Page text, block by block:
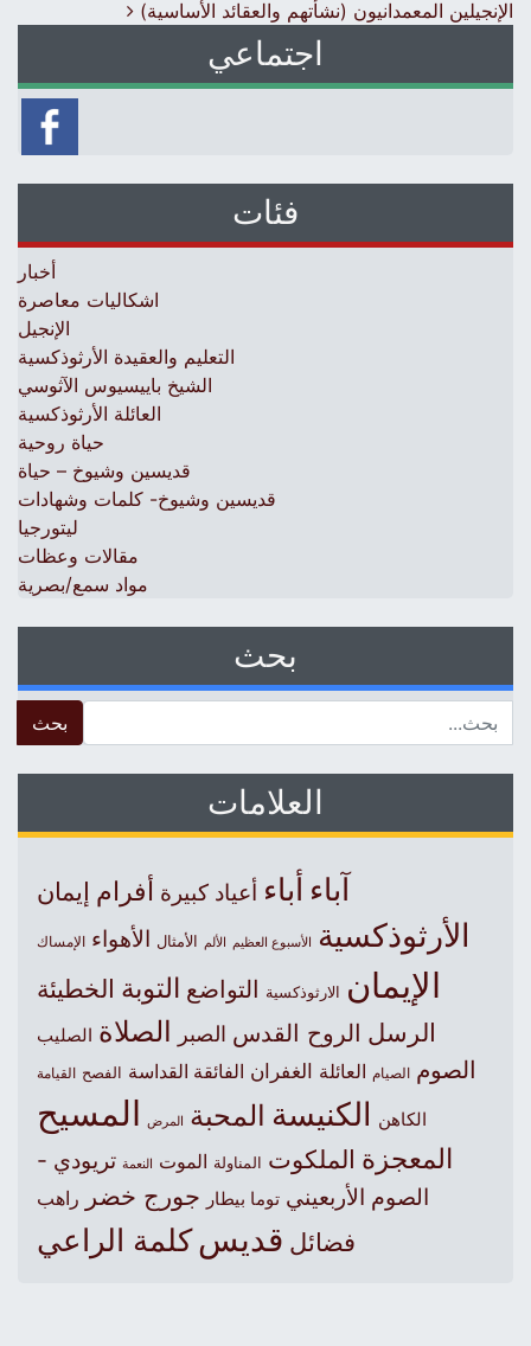
الإنجيلين المعمدانيون (نشأتهم والعقائد الأساسية)
اجتماعي
فئات
أخبار
اشكاليات معاصرة
الإنجيل
التعليم والعقيدة الأرثوذكسية
الشيخ باييسيوس الآثوسي
العائلة الأرثوذكسية
حياة روحية
قديسين وشيوخ – حياة
قديسين وشيوخ- كلمات وشهادات
ليتورجيا
مقالات وعظات
مواد سمع/بصرية
بحث
العلامات
آباءأباء أعياد كبيرة أفرام إيمان
الأرثوذكسية الأسبوع العظيم الألم الأمثال الأهواء الإمساك
الإيمان الارثوذكسية التواضع التوبة الخطيئة
الرسل الروح القدس الصبر الصلاة الصليب
الصوم الصيام العائلة الغفران الفائقة القداسة الفصح القيامة
الكاهن الكنيسةالمحبة المرض المسيح
المعجزة الملكوت المناولة الموت النعمة تريودي -
الصوم الأربعيني توما بيطار جورج خضر راهب
فضائل قديس كلمة الراعي